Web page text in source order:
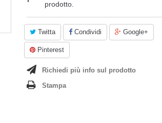
prodotto.
Twitta Condividi Google+
Pinterest
Richiedi più info sul prodotto
Stampa